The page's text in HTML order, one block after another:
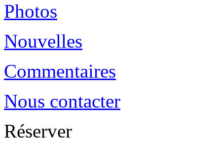
Photos
Nouvelles
Commentaires
Nous contacter
Réserver